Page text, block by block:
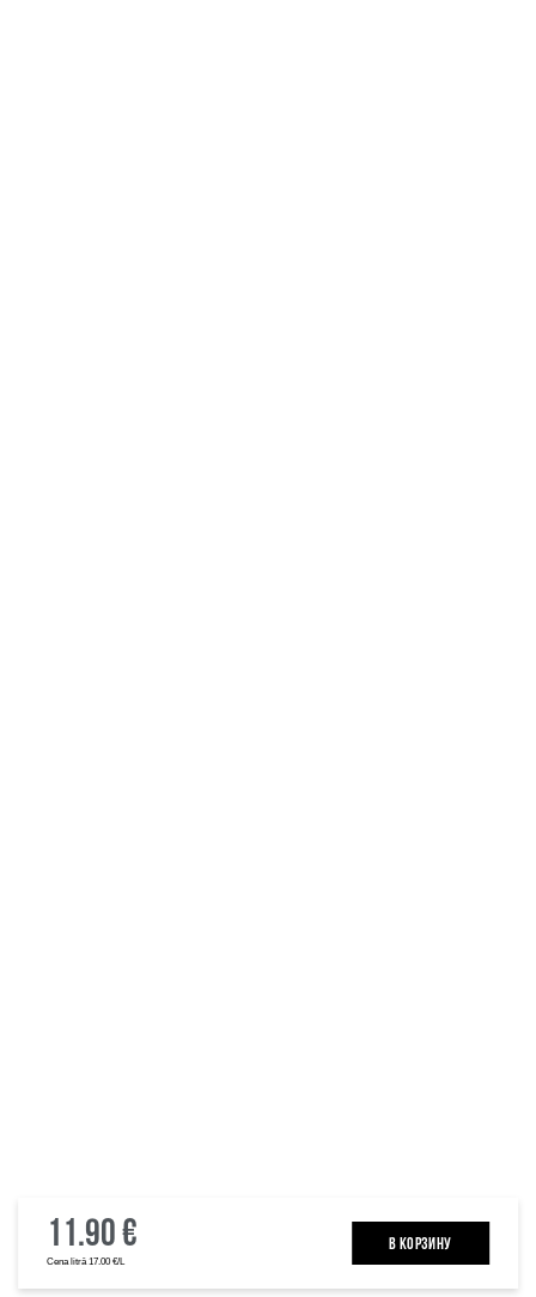
11.90 €
Cena litrā 17.00 €/L
B КОРЗИНУ